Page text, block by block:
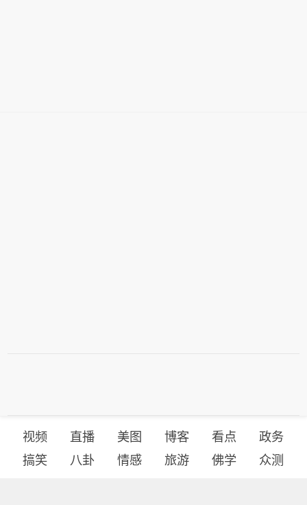
视频 直播 美图 博客 看点
政务
搞笑
八卦 情感 旅游 佛学 众测